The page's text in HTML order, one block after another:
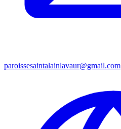
paroissesaintalainlavaur@gmail.com